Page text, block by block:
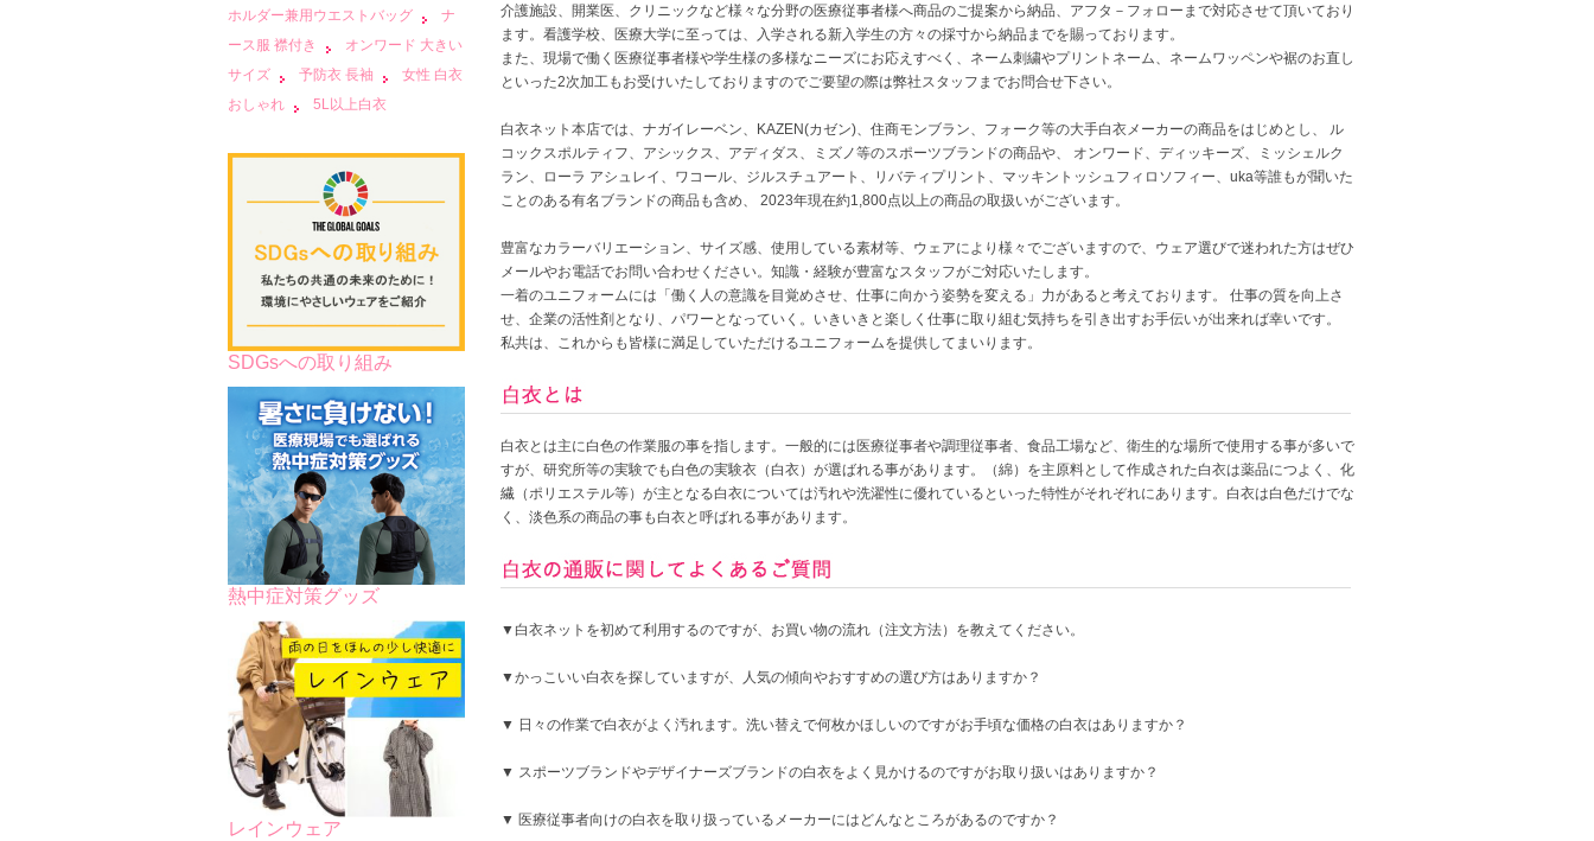
介護施設、開業医、クリニックなど様々な分野の医療従事者様へ商品のご提案から納品、アフタ－フォローまで対応させて頂いており
ます。看護学校、医療大学に至っては、入学される新入学生の方々の採寸から納品までを賜っております。
また、現場で働く医療従事者様や学生様の多様なニーズにお応えすべく、ネーム刺繍やプリントネーム、ネームワッペンや裾のお直し
といった2次加工もお受けいたしておりますのでご要望の際は弊社スタッフまでお問合せ下さい。
白衣ネット本店では、ナガイレーベン、KAZEN(カゼン)、住商モンブラン、フォーク等の大手白衣メーカーの商品をはじめとし、 ル
コックスポルティフ、アシックス、アディダス、ミズノ等のスポーツブランドの商品や、 オンワード、ディッキーズ、ミッシェルク
ラン、ローラ アシュレイ、ワコール、ジルスチュアート、リバティプリント、マッキントッシュフィロソフィー、uka等誰もが聞いた
ことのある有名ブランドの商品も含め、 2023年現在約1,800点以上の商品の取扱いがございます。
豊富なカラーバリエーション、サイズ感、使用している素材等、ウェアにより様々でございますので、ウェア選びで迷われた方はぜひ
メールやお電話でお問い合わせください。知識・経験が豊富なスタッフがご対応いたします。
一着のユニフォームには「働く人の意識を目覚めさせ、仕事に向かう姿勢を変える」力があると考えております。 仕事の質を向上さ
せ、企業の活性剤となり、パワーとなっていく。いきいきと楽しく仕事に取り組む気持ちを引き出すお手伝いが出来れば幸いです。
私共は、これからも皆様に満足していただけるユニフォームを提供してまいります。
白衣とは主に白色の作業服の事を指します。一般的には医療従事者や調理従事者、食品工場など、衛生的な場所で使用する事が多いで
すが、研究所等の実験でも白色の実験衣（白衣）が選ばれる事があります。（綿）を主原料として作成された白衣は薬品につよく、化
繊（ポリエステル等）が主となる白衣については汚れや洗濯性に優れているといった特性がそれぞれにあります。白衣は白色だけでな
く、淡色系の商品の事も白衣と呼ばれる事があります。
▼白衣ネットを初めて利用するのですが、お買い物の流れ（注文方法）を教えてください。
▼かっこいい白衣を探していますが、人気の傾向やおすすめの選び方はありますか？
▼ 日々の作業で白衣がよく汚れます。洗い替えで何枚かほしいのですがお手頃な価格の白衣はありますか？
▼ スポーツブランドやデザイナーズブランドの白衣をよく見かけるのですがお取り扱いはありますか？
▼ 医療従事者向けの白衣を取り扱っているメーカーにはどんなところがあるのですか？
ホルダー兼用ウエストバッグ
ナ
ース服 襟付き
オンワード 大きい
サイズ
予防衣 長袖
女性 白衣
おしゃれ
5L以上白衣
SDGsへの取り組み
熱中症対策グッズ
レインウェア